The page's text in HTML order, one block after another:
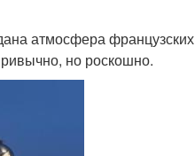
атмосфера французских
но роскошно.